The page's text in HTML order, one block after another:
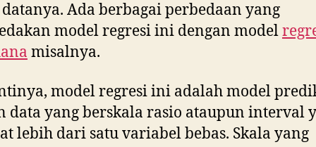
Ada berbagai perbedaan yang
model regresi ini dengan model
misalnya.
model regresi ini adalah model
data yang berskala rasio ataupun interval
lebih dari satu variabel bebas. Skala yang